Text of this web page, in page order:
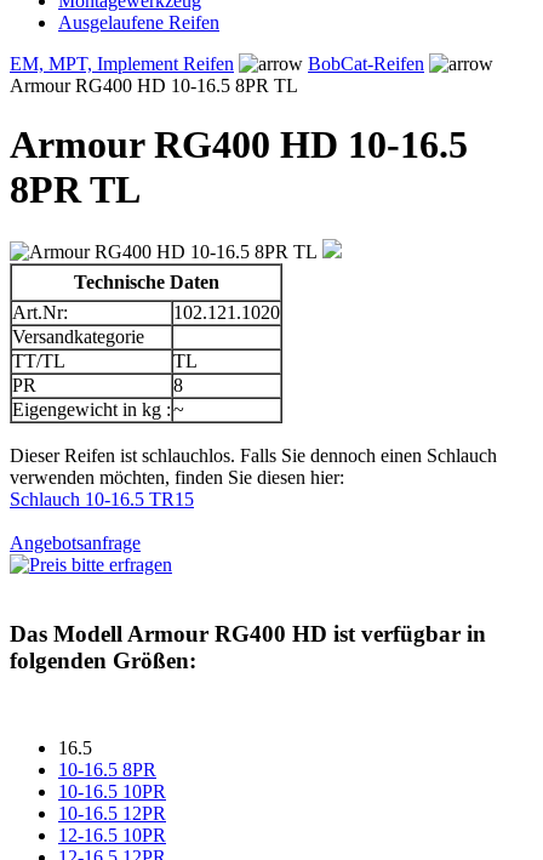
Ausgelaufene Reifen
EM, MPT, Implement Reifen
BobCat-Reifen
Armour RG400 HD 10-16.5 8PR TL
Armour RG400 HD 10-16.5
8PR TL
Technische Daten
Art.Nr:
102.121.1020
Versandkategorie
TT/TL
TL
PR
8
Eigengewicht in kg :~
Dieser Reifen ist schlauchlos. Falls Sie dennoch einen Schlauch
verwenden möchten, finden Sie diesen hier:
Schlauch 10-16.5 TR15
Angebotsanfrage
Das Modell Armour RG400 HD ist verfügbar in
folgenden Größen:
16.5
10-16.5 8PR
10-16.5 10PR
10-16.5 12PR
12-16.5 10PR